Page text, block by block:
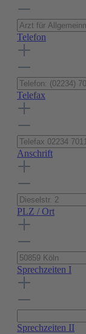
Telefon
Telefax
Anschrift
PLZ / Ort
Sprechzeiten I
Sprechzeiten II